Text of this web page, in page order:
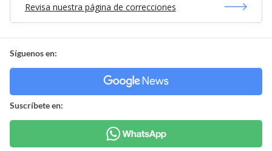
Revisa nuestra página de correcciones
Síguenos en:
Suscríbete en: